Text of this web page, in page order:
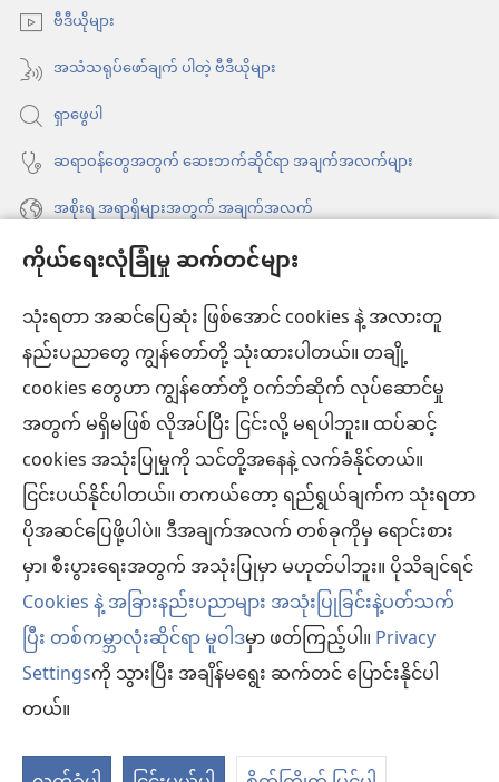
ကိုယ်ရေးလုံခြုံမှု ဆက်တင်များ
သုံးရတာ အဆင်ပြေဆုံး ဖြစ်အောင် cookies နဲ့ အလားတူ
နည်းပညာတွေ ကျွန်တော်တို့ သုံးထားပါတယ်။ တချို့
cookies တွေဟာ ကျွန်တော်တို့ ဝက်ဘ်ဆိုက် လုပ်ဆောင်မှု
အတွက် မရှိမဖြစ် လိုအပ်ပြီး ငြင်းလို့ မရပါဘူး။ ထပ်ဆင့်
cookies အသုံးပြုမှုကို သင်တို့အနေနဲ့ လက်ခံနိုင်တယ်။
ငြင်းပယ်နိုင်ပါတယ်။ တကယ်တော့ ရည်ရွယ်ချက်က သုံးရတာ
ပိုအဆင်ပြေဖို့ပါပဲ။ ဒီအချက်အလက် တစ်ခုကိုမှ ရောင်းစား
မှာ၊ စီးပွားရေးအတွက် အသုံးပြုမှာ မဟုတ်ပါဘူး။ ပိုသိချင်ရင်
Cookies နဲ့ အခြားနည်းပညာများ အသုံးပြုခြင်းနဲ့ပတ်သက်
ပြီး တစ်ကမ္ဘာလုံးဆိုင်ရာ မူဝါဒမှာ ဖတ်ကြည့်ပါ။Privacy
Settingsကို သွားပြီး အချိန်မရွေး ဆက်တင် ပြောင်းနိုင်ပါ
တယ်။
နေ
ပါ
တယ်)
င့်
နေ
ပါ
တယ်)
ဗီဒီယိုများ
အသံသရုပ်ဖော်ချက် ပါတဲ့ ဗီဒီယိုများ
ရှာဖွေပါ
ဆရာဝန်တွေအတွက် ဆေးဘက်ဆိုင်ရာ အချက်အလက်များ
အစိုးရ အရာရှိများအတွက် အချက်အလက်
အကူအညီ
အလှူငွေ
(window
အသစ်
ဖွ
င့်
ပါ
တယ်)
ကင်းမျှော်စင် အွန်လိုင်းစာကြည့်တိုက်™
(window
အသစ်
ဖွ
င့်
နေ
ပါ
တယ်)
JW Hub®
(window
အသစ်
ဖွ
င့်
နေ
ပါ
တယ်)
JW Library®
ကင်းမျှော်စင် စာကြည့်တိုက်
Copyright© 2026 Watch Tower Bible and Tract Society of Pennsylvania.
လိုက်နာရန် စည်းကမ်းများ